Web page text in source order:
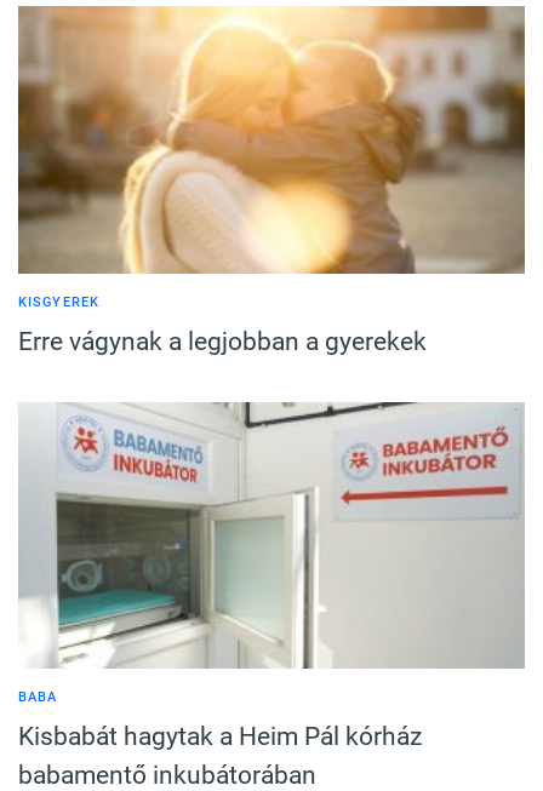
KISGYEREK
Erre vágynak a legjobban a gyerekek
BABA
Kisbabát hagytak a Heim Pál kórház
babamentő inkubátorában